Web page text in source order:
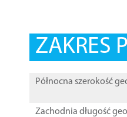
ZAKRES
Północna szerokość
Zachodnia długość